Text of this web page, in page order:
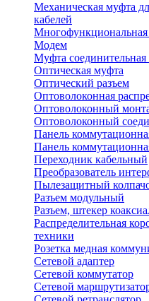
Механическая муфта
кабелей
Модем
Муфта соединительная
Оптическая муфта
Оптический разъем
Оптоволоконная
Оптоволоконный
Оптоволоконный
Панель
Панель
Переходник кабельный
Преобразователь
Пылезащитный
Разъем модульный
Разъем, штекер
Распределительная
техники
Розетка медная
Сетевой адаптер
Сетевой коммутатор
Сетевой